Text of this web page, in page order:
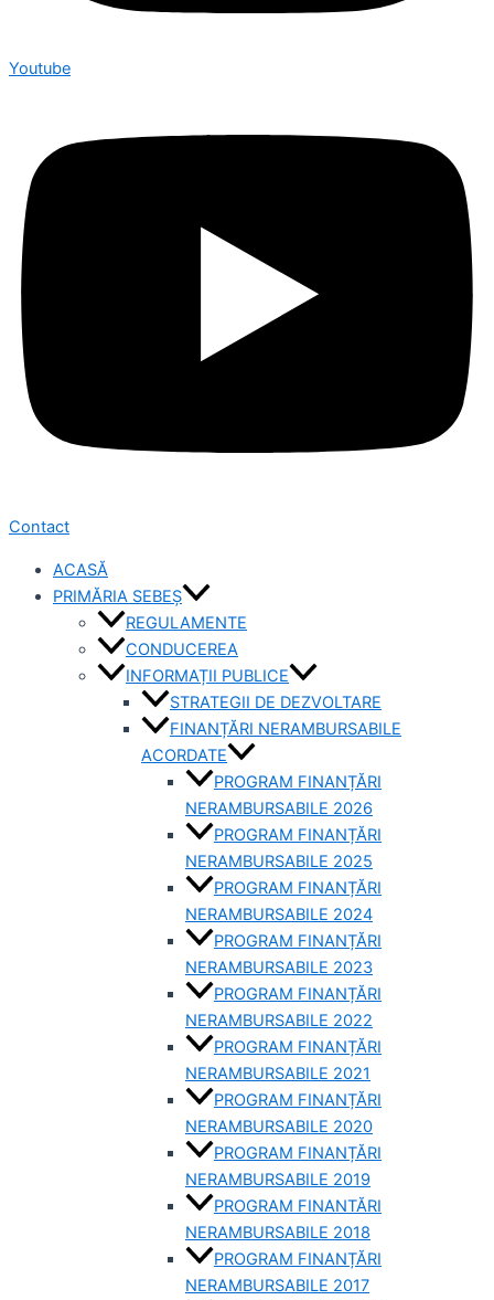
Youtube
Contact
ACASĂ
PRIMĂRIA SEBEȘ
REGULAMENTE
CONDUCEREA
INFORMAȚII PUBLICE
STRATEGII DE DEZVOLTARE
FINANȚĂRI NERAMBURSABILE
ACORDATE
PROGRAM FINANȚĂRI
NERAMBURSABILE 2026
PROGRAM FINANȚĂRI
NERAMBURSABILE 2025
PROGRAM FINANȚĂRI
NERAMBURSABILE 2024
PROGRAM FINANȚĂRI
NERAMBURSABILE 2023
PROGRAM FINANȚĂRI
NERAMBURSABILE 2022
PROGRAM FINANȚĂRI
NERAMBURSABILE 2021
PROGRAM FINANȚĂRI
NERAMBURSABILE 2020
PROGRAM FINANȚĂRI
NERAMBURSABILE 2019
PROGRAM FINANTĂRI
NERAMBURSABILE 2018
PROGRAM FINANȚĂRI
NERAMBURSABILE 2017